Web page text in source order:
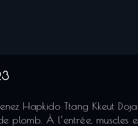
Hapkido Ttang Kkeut
plomb. À l’entrée,